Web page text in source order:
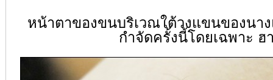
หน้าตาของขนบริเวณใต้วงแขนของนาง
กำจัดครั้งนี้โดยเฉพาะ ฮ